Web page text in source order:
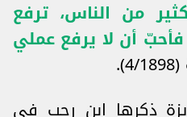
من الناس، ترفع
فأحبّ أن لا يرفع عملي
ذكرها ابن رجب في